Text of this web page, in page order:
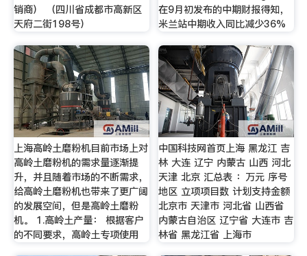
销商） （四川省成都市高新区
天府二街198号）
在9月初发布的中期财报得知，
米兰站中期收入同比减少36%
上海高岭土磨粉机目前市场上对
高岭土磨粉机的需求量逐渐提
升，并且随着市场的不断需求，
给高岭土磨粉机也带来了更广阔
的发展空间，但是高岭土磨粉
机。 1.高岭土产量： 根据客户
的不同要求，高岭土专项使用
中国科技网首页上海 黑龙江 吉
林 大连 辽宁 内蒙古 山西 河北
天津 北京 汇总表 ：万元 序号
地区 立项项目数 计划支持金额
北京市 天津市 河北省 山西省
内蒙古自治区 辽宁省 大连市 吉
林省 黑龙江省 上海市